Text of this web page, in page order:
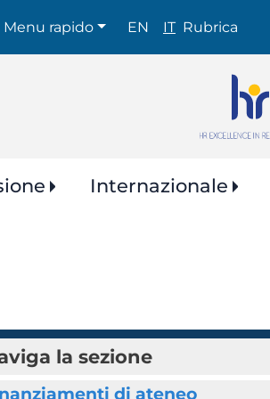
Shortcuts
Menu rapido EN IT Rubrica
Internazionale
la sezione
di ateneo